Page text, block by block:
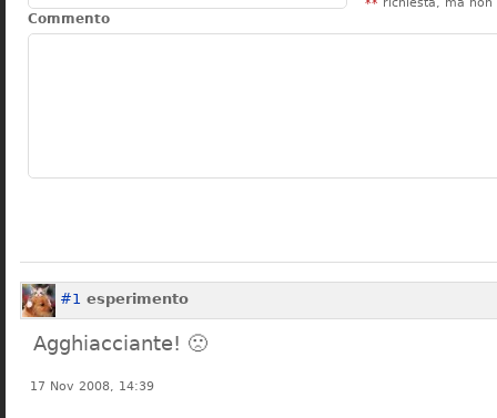
Commento
#1 esperimento
Agghiacciante! 🙁
17 Nov 2008, 14:39